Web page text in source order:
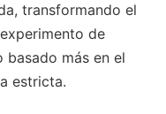
transformando el
de
basado más en el
estricta.